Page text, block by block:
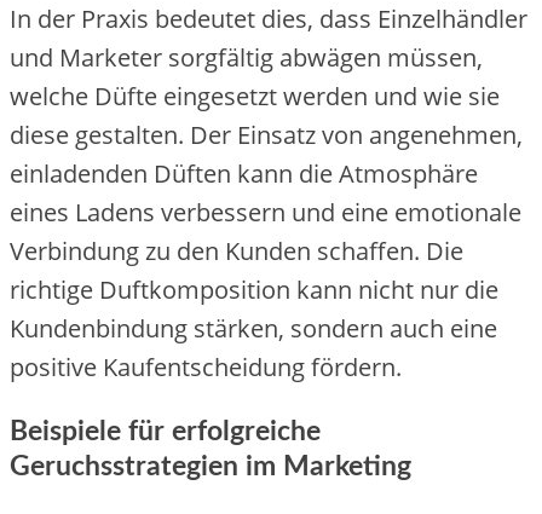
In der Praxis bedeutet dies, dass Einzelhändler
und Marketer sorgfältig abwägen müssen,
welche Düfte eingesetzt werden und wie sie
diese gestalten. Der Einsatz von angenehmen,
einladenden Düften kann die Atmosphäre
eines Ladens verbessern und eine emotionale
Verbindung zu den Kunden schaffen. Die
richtige Duftkomposition kann nicht nur die
Kundenbindung stärken, sondern auch eine
positive Kaufentscheidung fördern.
Beispiele für erfolgreiche
Geruchsstrategien im Marketing